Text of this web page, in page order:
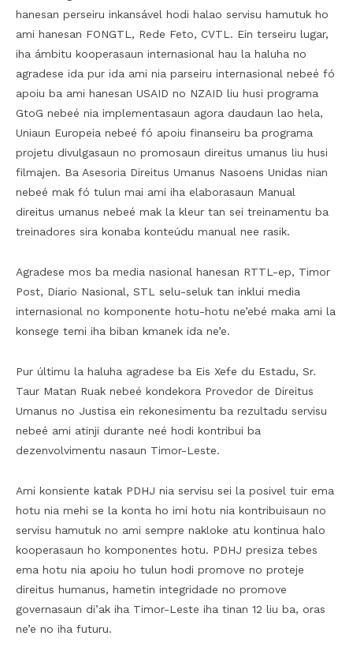
hanesan perseiru inkansável hodi halao servisu hamutuk ho
ami hanesan FONGTL, Rede Feto, CVTL. Ein terseiru lugar,
iha ámbitu kooperasaun internasional hau la haluha no
agradese ida pur ida ami nia parseiru internasional nebeé fó
apoiu ba ami hanesan USAID no NZAID liu husi programa
GtoG nebeé nia implementasaun agora daudaun lao hela,
Uniaun Europeia nebeé fó apoiu finanseiru ba programa
projetu divulgasaun no promosaun direitus umanus liu husi
filmajen. Ba Asesoria Direitus Umanus Nasoens Unidas nian
nebeé mak fó tulun mai ami iha elaborasaun Manual
direitus umanus nebeé mak la kleur tan sei treinamentu ba
treinadores sira konaba konteúdu manual nee rasik.
Agradese mos ba media nasional hanesan RTTL-ep, Timor
Post, Diario Nasional, STL selu-seluk tan inklui media
internasional no komponente hotu-hotu ne’ebé maka ami la
konsege temi iha biban kmanek ida ne’e.
Pur últimu la haluha agradese ba Eis Xefe du Estadu, Sr.
Taur Matan Ruak nebeé kondekora Provedor de Direitus
Umanus no Justisa ein rekonesimentu ba rezultadu servisu
nebeé ami atinji durante neé hodi kontribui ba
dezenvolvimentu nasaun Timor-Leste.
Ami konsiente katak PDHJ nia servisu sei la posivel tuir ema
hotu nia mehi se la konta ho imi hotu nia kontribuisaun no
servisu hamutuk no ami sempre nakloke atu kontinua halo
kooperasaun ho komponentes hotu. PDHJ presiza tebes
ema hotu nia apoiu ho tulun hodi promove no proteje
direitus humanus, hametin integridade no promove
governasaun di’ak iha Timor-Leste iha tinan 12 liu ba, oras
ne’e no iha futuru.